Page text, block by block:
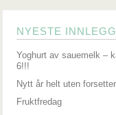
NYESTE INNLEGG
Yoghurt av sauemelk –
6!!!
Nytt år helt uten forsetter
Fruktfredag